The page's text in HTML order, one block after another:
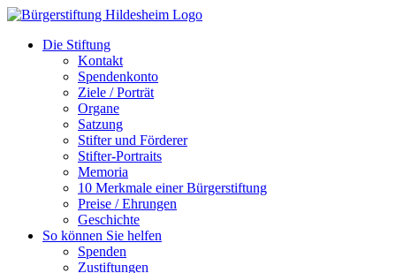
Zum
springenDie Stiftung
Kontakt
Spendenkonto
Ziele / Porträt
Organe
Satzung
Stifter und Förderer
Stifter-Portraits
Memoria
10 Merkmale einer Bürgerstiftung
Preise / Ehrungen
Geschichte
So können Sie helfen
Spenden
Zustiftungen